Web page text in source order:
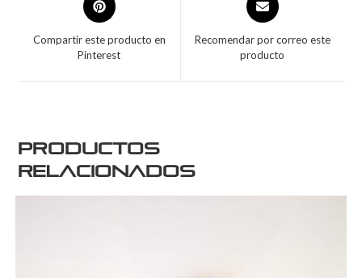
Compartir este producto en
Pinterest
Recomendar por correo este
producto
Productos
relacionados